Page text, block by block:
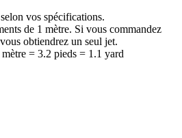
vos spécifications.
de 1 mètre. Si vous commandez
obtiendrez un seul jet.
= 3.2 pieds = 1.1 yard